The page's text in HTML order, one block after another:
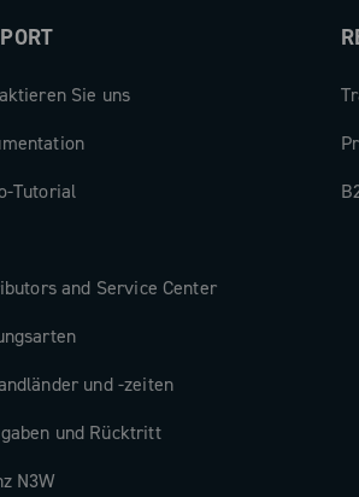
Sie uns
Tutorial
and Service Center
und -zeiten
und Rücktritt
N3W